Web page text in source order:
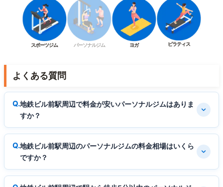
スポーツジム パーソナルジム ヨガ ピラティス
よくある質問
地鉄ビル前駅周辺で料金が安いパーソナルジムはありま
すか？
地鉄ビル前駅周辺のパーソナルジムの料金相場はいくら
ですか？